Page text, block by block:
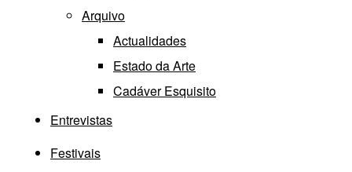
Arquivo
Actualidades
Estado da Arte
Cadáver Esquisito
Entrevistas
Festivais